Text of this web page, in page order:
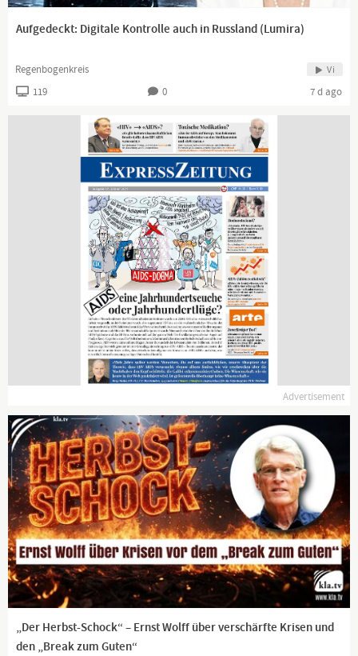
Aufgedeckt: Digitale Kontrolle auch in Russland (Lumira)
Regenbogenkreis Vi
119 0 7 d ago
Advertisement
„Der Herbst-Schock“ – Ernst Wolff über verschärfte Krisen und
den „Break zum Guten“